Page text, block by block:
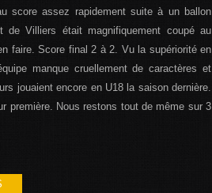
score assez rapidement suite à un ballon
de Villiers était magnifiquement coupé au
faire. Score final 2 à 2. Vu la supériorité en
manque cruellement de caractères et
jouaient encore en U18 la saison dernière.
première. Nous restons tout de même sur 3